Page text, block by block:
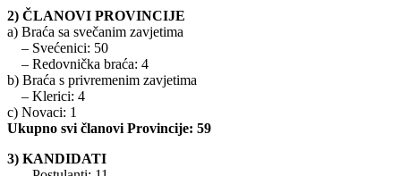
2) ČLANOVI PROVINCIJE
a) Braća sa svečanim zavjetima
– Svećenici: 50
– Redovnička braća: 4
b) Braća s privremenim zavjetima
– Klerici: 4
c) Novaci: 1
Ukupno svi članovi Provincije: 59
3) KANDIDATI